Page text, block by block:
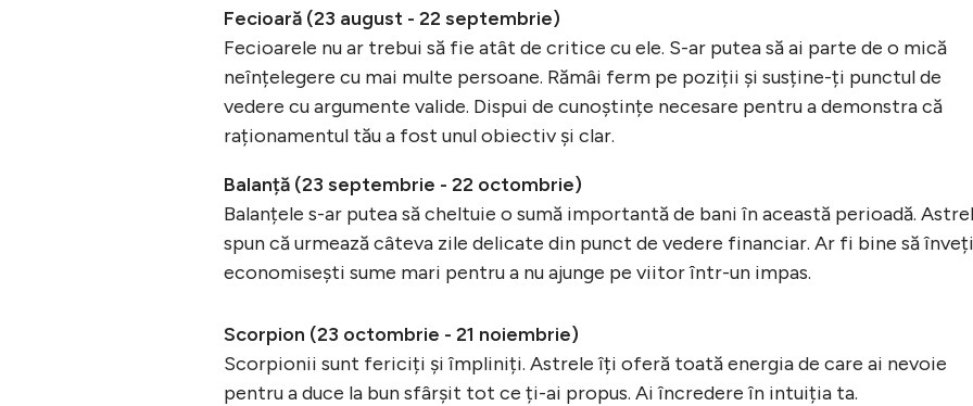
Fecioară (23 august - 22 septembrie)
Fecioarele nu ar trebui să fie atât de critice cu ele. S-ar putea să ai parte de o mică
neînțelegere cu mai multe persoane. Rămâi ferm pe poziții și susține-ți punctul de
vedere cu argumente valide. Dispui de cunoștințe necesare pentru a demonstra că
raționamentul tău a fost unul obiectiv și clar.
Balanță (23 septembrie - 22 octombrie)
Balanțele s-ar putea să cheltuie o sumă importantă de bani în această perioadă.
spun că urmează câteva zile delicate din punct de vedere financiar. Ar fi bine să
economisești sume mari pentru a nu ajunge pe viitor într-un impas.
Scorpion (23 octombrie - 21 noiembrie)
Scorpionii sunt fericiți și împliniți. Astrele îți oferă toată energia de care ai nevoie
pentru a duce la bun sfârșit tot ce ți-ai propus. Ai încredere în intuiția ta.